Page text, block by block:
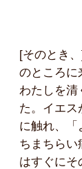
[そのとき
のところに
わたしを清
た。イエス
に触れ、「
ちまちらい
はすぐにそ